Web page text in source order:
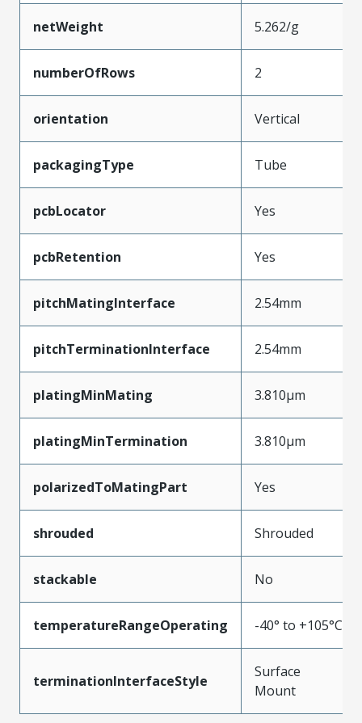
netWeight 5.262/g
numberOfRows 2
orientation Vertical
packagingType Tube
pcbLocator Yes
pcbRetention Yes
pitchMatingInterface 2.54mm
pitchTerminationInterface 2.54mm
platingMinMating 3.810µm
platingMinTermination 3.810µm
polarizedToMatingPart Yes
shrouded Shrouded
stackable No
temperatureRangeOperating -40° to +105°C
terminationInterfaceStyle
Surface
Mount